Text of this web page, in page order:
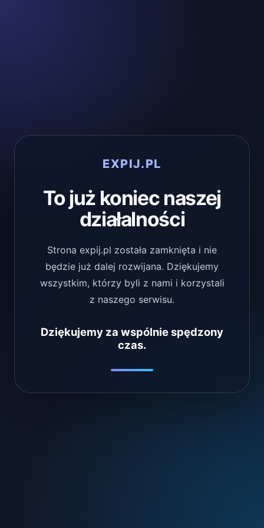
EXPIJ.PL
To już koniec naszej
działalności
Strona expij.pl została zamknięta i nie
będzie już dalej rozwijana. Dziękujemy
wszystkim, którzy byli z nami i korzystali
z naszego serwisu.
Dziękujemy za wspólnie spędzony
czas.